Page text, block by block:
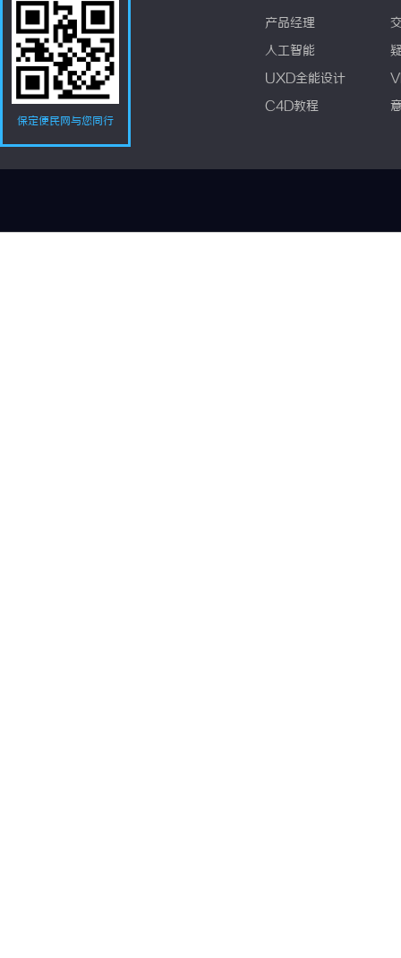
保定便民网与您同行
产品经理
人工智能
UXD全能设计
C4D教程